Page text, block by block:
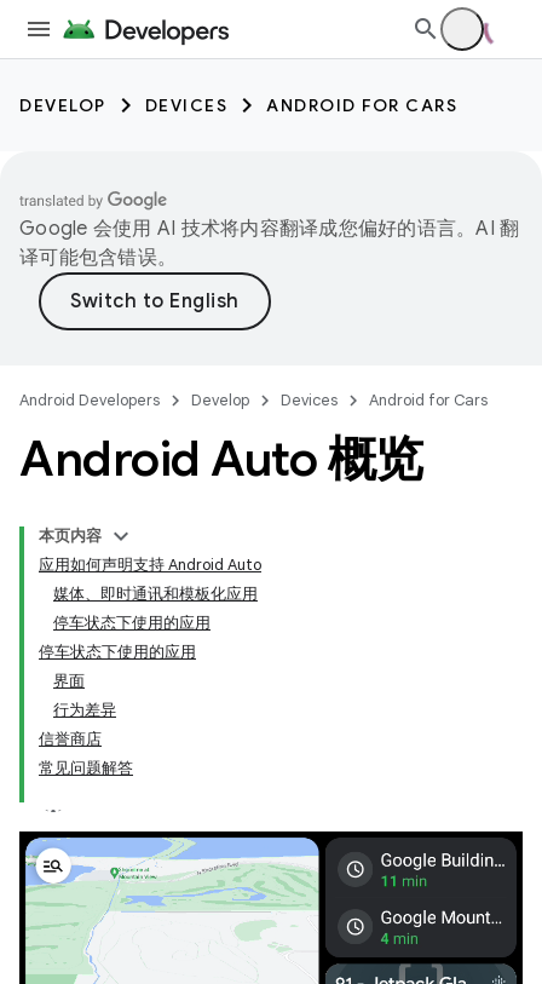
DEVELOP DEVICES ANDROID FOR CARS
Google 会使用 AI 技术将内容翻译成您偏好的语言。AI 翻
译可能包含错误。
Android Developers Develop Devices Android for Cars
Android Auto 概览
本页内容
应用如何声明支持 Android Auto
媒体、即时通讯和模板化应用
停车状态下使用的应用
停车状态下使用的应用
界面
行为差异
信誉商店
常见问题解答